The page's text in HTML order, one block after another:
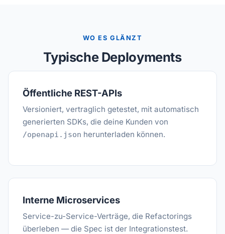
WO ES GLÄNZT
Typische Deployments
Öffentliche REST-APIs
Versioniert, vertraglich getestet, mit automatisch
generierten SDKs, die deine Kunden von
/openapi.json herunterladen können.
Interne Microservices
Service-zu-Service-Verträge, die Refactorings
überleben — die Spec ist der Integrationstest.